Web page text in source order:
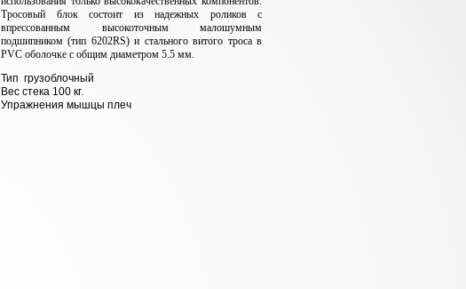
Тросовый блок состоит из надежных роликов с
впрессованным высокоточным малошумным
подшипником (тип 6202RS) и стального витого троса в
PVC оболочке с общим диаметром 5.5 мм.
Тип грузоблочный
Вес стека 100 кг.
Упражнения мышцы плеч